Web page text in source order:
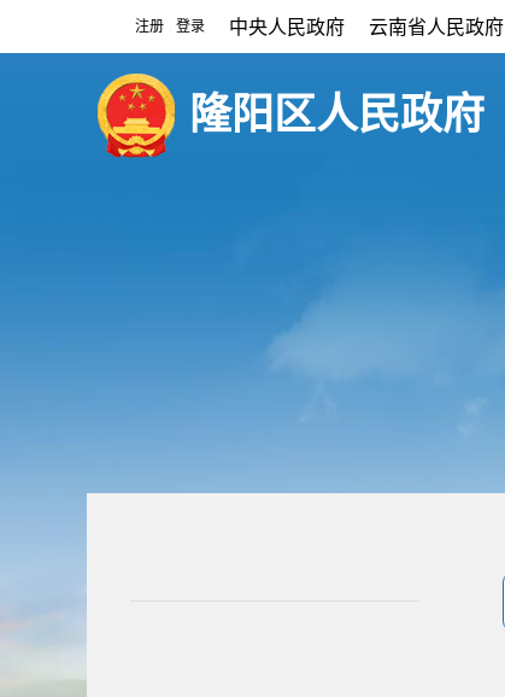
注册 登录 中央人民政府 云南省人民政府
隆阳区人民政府